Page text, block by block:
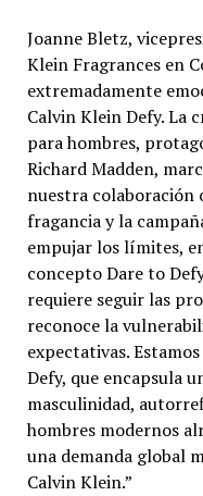
Joanne Bletz,
Klein Fragrances en
extremadamente
Calvin Klein Defy. La
para hombres,
Richard Madden,
nuestra colaboración
fragancia y la
empujar los límites,
concepto Dare to
requiere seguir las
reconoce la
expectativas.
Defy, que encapsula
masculinidad,
hombres modernos
una demanda global
Calvin Klein.”